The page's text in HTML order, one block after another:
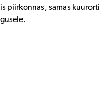
piirkonnas, samas kuurorti